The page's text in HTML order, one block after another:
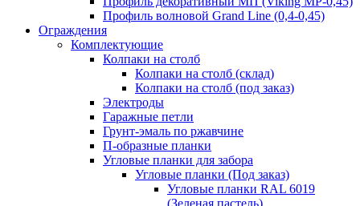
Профиль волновой Grand Line (0,4-0,45)
Ограждения
Комплектующие
Колпаки на столб
Колпаки на столб (склад)
Колпаки на столб (под заказ)
Электроды
Гаражные петли
Грунт-эмаль по ржавчине
П-образные планки
Угловые планки для забора
Угловые планки (Под заказ)
Угловые планки RAL 6019
(Зеленая пастель)